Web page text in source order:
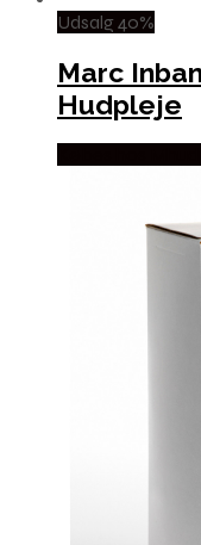
Udsalg 40%
Marc
Hudpleje